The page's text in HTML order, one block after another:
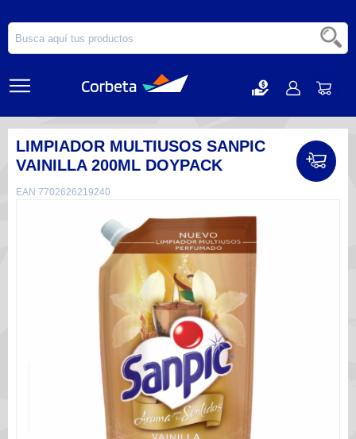
LIMPIADOR MULTIUSOS SANPIC
VAINILLA 200ML DOYPACK
EAN 7702626219240